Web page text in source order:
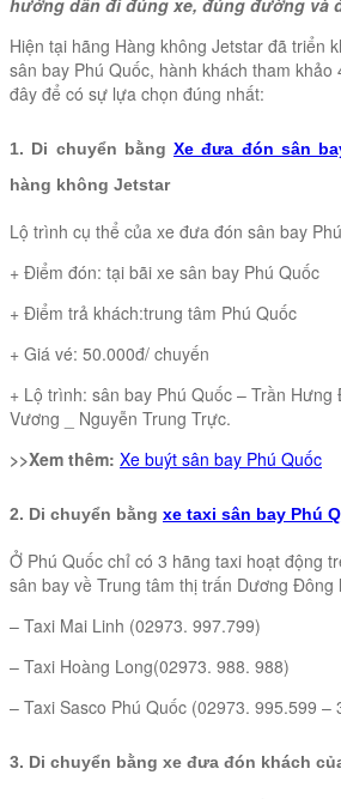
Hiện tại hãng Hàng không Jetstar đã triển
sân bay Phú Quốc, hành khách tham khảo
đây để có sự lựa chọn đúng nhất:
1. Di chuyển bằng Xe đưa đón sân
hàng không Jetstar
Lộ trình cụ thể của xe đưa đón sân bay
+ Điểm đón: tại bãi xe sân bay Phú Quốc
+ Điểm trả khách:trung tâm Phú Quốc
+ Giá vé: 50.000đ/ chuyến
+ Lộ trình: sân bay Phú Quốc – Trần
Vương _ Nguyễn Trung Trực.
>>Xem thêm: Xe buýt sân bay Phú Quốc
2. Di chuyển bằng xe taxi sân bay Phú
Ở Phú Quốc chỉ có 3 hãng taxi hoạt động
sân bay về Trung tâm thị trấn Dương Đông
– Taxi Mai Linh (02973. 997.799)
– Taxi Hoàng Long(02973. 988. 988)
– Taxi Sasco Phú Quốc (02973. 995.599 –
3. Di chuyển bằng xe đưa đón khách